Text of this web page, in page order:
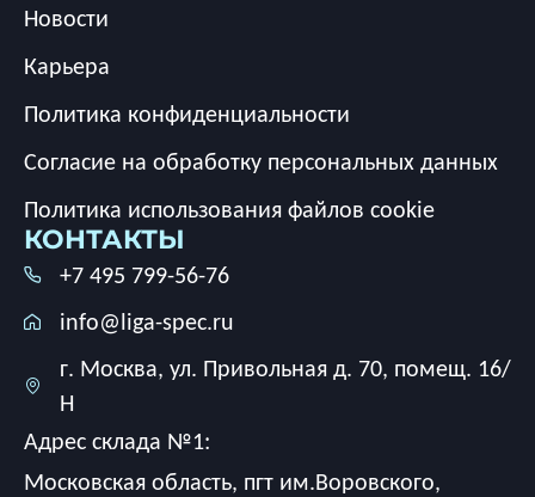
Новости
Карьера
Политика конфиденциальности
Согласие на обработку персональных данных
Политика использования файлов cookie
КОНТАКТЫ
+7 495 799-56-76
info@liga-spec.ru
г. Москва, ул. Привольная д. 70, помещ. 16/
Н
Адрес склада №1:
Московская область, пгт им.Воровского,